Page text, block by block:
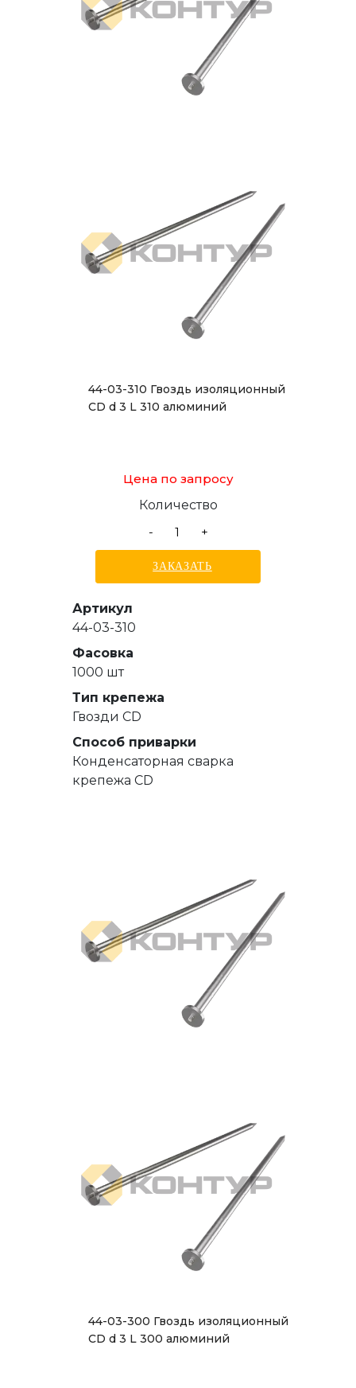
44-03-310 Гвоздь изоляционный
CD d 3 L 310 алюминий
Цена по запросу
Количество
-
+
ЗАКАЗАТЬ
Артикул
44-03-310
Фасовка
1000 шт
Тип крепежа
Гвозди СD
Способ приварки
Конденсаторная сварка
крепежа CD
44-03-300 Гвоздь изоляционный
CD d 3 L 300 алюминий